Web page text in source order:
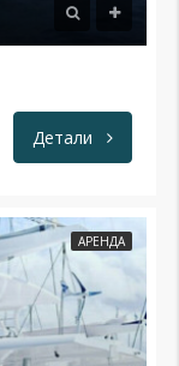
Детали
АРЕНДА